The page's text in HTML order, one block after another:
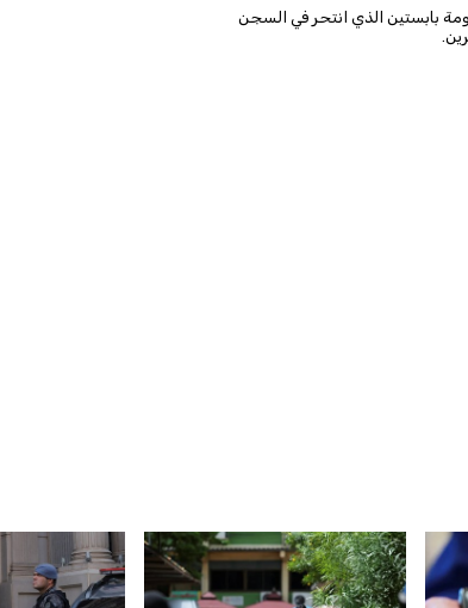
في عام 2019 بسبب صلاته المزعومة بابستين الذي انتحر في السجن